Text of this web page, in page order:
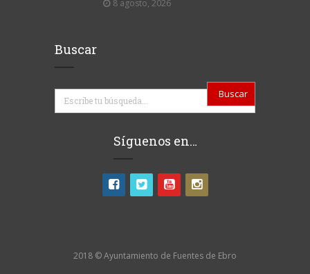
8 agosto, 2026
Buscar
Buscar
Síguenos en…
2018 © Ayuntamiento de Fuentes de Ebro